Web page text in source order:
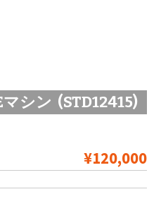
シン (STD12415)
¥120,000